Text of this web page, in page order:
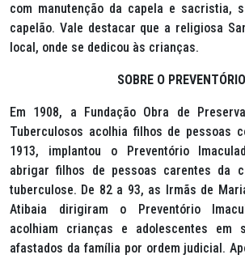
com manutenção da capela e sacristia,
capelão. Vale destacar que a religiosa
local, onde se dedicou às crianças.
SOBRE O PREVENTÓRIO
Em 1908, a Fundação Obra de
Tuberculosos acolhia filhos de pessoas
1913, implantou o Preventório
abrigar filhos de pessoas carentes da
tuberculose. De 82 a 93, as Irmãs de
Atibaia dirigiram o Preventório
acolhiam crianças e adolescentes em
afastados da família por ordem judicial.